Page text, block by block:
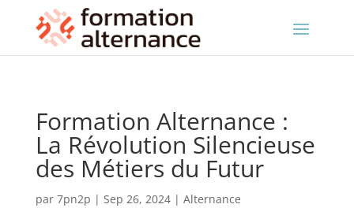
Formation Alternance :
La Révolution Silencieuse
des Métiers du Futur
par 7pn2p | Sep 26, 2024| Alternance